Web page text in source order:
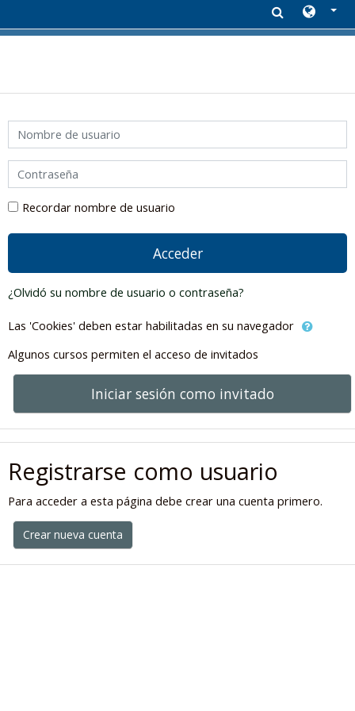
Salta al contenido principal
Nombre de usuario
Contraseña
Recordar nombre de usuario
Acceder
¿Olvidó su nombre de usuario o contraseña?
Las 'Cookies' deben estar habilitadas en su navegador
Algunos cursos permiten el acceso de invitados
Iniciar sesión como invitado
Registrarse como usuario
Para acceder a esta página debe crear una cuenta primero.
Crear nueva cuenta